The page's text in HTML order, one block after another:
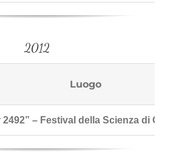
2012
Luogo
2492” – Festival della Scienza di